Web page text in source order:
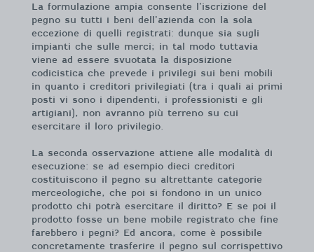
La formulazione ampia consente l’iscrizione del
pegno su tutti i beni dell’azienda con la sola
eccezione di quelli registrati: dunque sia sugli
impianti che sulle merci; in tal modo tuttavia
viene ad essere svuotata la disposizione
codicistica che prevede i privilegi sui beni mobili
in quanto i creditori privilegiati (tra i quali ai primi
posti vi sono i dipendenti, i professionisti e gli
artigiani), non avranno più terreno su cui
esercitare il loro privilegio.
La seconda osservazione attiene alle modalità di
esecuzione: se ad esempio dieci creditori
costituiscono il pegno su altrettante categorie
merceologiche, che poi si fondono in un unico
prodotto chi potrà esercitare il diritto? E se poi il
prodotto fosse un bene mobile registrato che fine
farebbero i pegni? Ed ancora, come è possibile
concretamente trasferire il pegno sul corrispettivo